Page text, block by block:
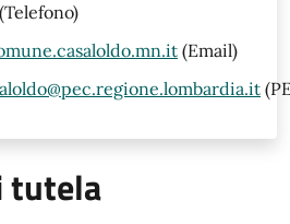
(Telefono)
(Email)
tutela